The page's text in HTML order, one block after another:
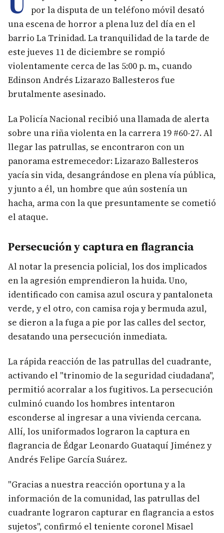
por la disputa de un teléfono móvil desató
una escena de horror a plena luz del día en el
barrio La Trinidad. La tranquilidad de la tarde de
este jueves 11 de diciembre se rompió
violentamente cerca de las 5:00 p. m., cuando
Edinson Andrés Lizarazo Ballesteros fue
brutalmente asesinado.
La Policía Nacional recibió una llamada de alerta
sobre una riña violenta en la carrera 19 #60-27. Al
llegar las patrullas, se encontraron con un
panorama estremecedor: Lizarazo Ballesteros
yacía sin vida, desangrándose en plena vía pública,
y junto a él, un hombre que aún sostenía un
hacha, arma con la que presuntamente se cometió
el ataque.
Persecución y captura en flagrancia
Al notar la presencia policial, los dos implicados
en la agresión emprendieron la huida. Uno,
identificado con camisa azul oscura y pantaloneta
verde, y el otro, con camisa roja y bermuda azul,
se dieron a la fuga a pie por las calles del sector,
desatando una persecución inmediata.
La rápida reacción de las patrullas del cuadrante,
activando el "trinomio de la seguridad ciudadana",
permitió acorralar a los fugitivos. La persecución
culminó cuando los hombres intentaron
esconderse al ingresar a una vivienda cercana.
Allí, los uniformados lograron la captura en
flagrancia de Édgar Leonardo Guataquí Jiménez y
Andrés Felipe García Suárez.
"Gracias a nuestra reacción oportuna y a la
información de la comunidad, las patrullas del
cuadrante lograron capturar en flagrancia a estos
sujetos", confirmó el teniente coronel Misael